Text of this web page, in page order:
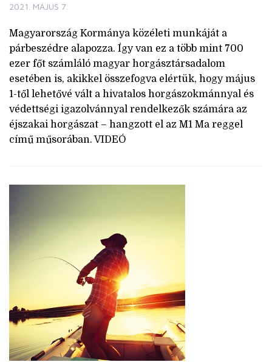
2021. MÁJUS 7.
Magyarország Kormánya közéleti munkáját a
párbeszédre alapozza. Így van ez a több mint 700
ezer főt számláló magyar horgásztársadalom
esetében is, akikkel összefogva elértük, hogy május
1-től lehetővé vált a hivatalos horgászokmánnyal és
védettségi igazolvánnyal rendelkezők számára az
éjszakai horgászat – hangzott el az M1 Ma reggel
című műsorában. VIDEÓ